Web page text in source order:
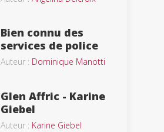
Bien connu des
services de police
Auteur : Dominique Manotti
Glen Affric - Karine
Giebel
Auteur : Karine Giebel